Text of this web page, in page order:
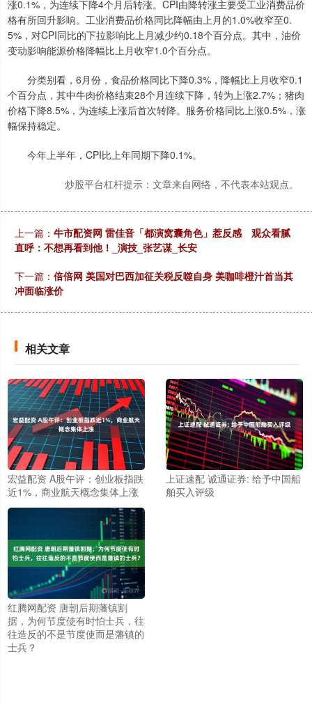
涨0.1%，为连续下降4个月后转涨。CPI由降转涨主要受工业消费品价
格有所回升影响。工业消费品价格同比降幅由上月的1.0%收窄至0.
5%，对CPI同比的下拉影响比上月减少约0.18个百分点。其中，油价
变动影响能源价格降幅比上月收窄1.0个百分点。
分类别看，6月份，食品价格同比下降0.3%，降幅比上月收窄0.1
个百分点，其中牛肉价格结束28个月连续下降，转为上涨2.7%；猪肉
价格下降8.5%，为连续上涨后首次转降。服务价格同比上涨0.5%，涨
幅保持稳定。
今年上半年，CPI比上年同期下降0.1%。
炒股平台杠杆提示：文章来自网络，不代表本站观点。
上一篇： 牛市配资网 雷佳音「都演窝囊角色」惹反感 观众看腻
直呼：不想再看到他！_演技_张艺谋_长安
下一篇： 倍倍网 美国对巴西加征关税反噬自身 美咖啡橙汁首当其
冲面临涨价
相关文章
宏益配资 A股午评：创业板指跌
近1%，商业航天概念集体上涨
上证速配 诚通证券: 给予中国船
舶买入评级
红腾网配资 唐朝后期藩镇割
据，为何节度使有时怕士兵，往
往造反的不是节度使而是藩镇的
士兵？